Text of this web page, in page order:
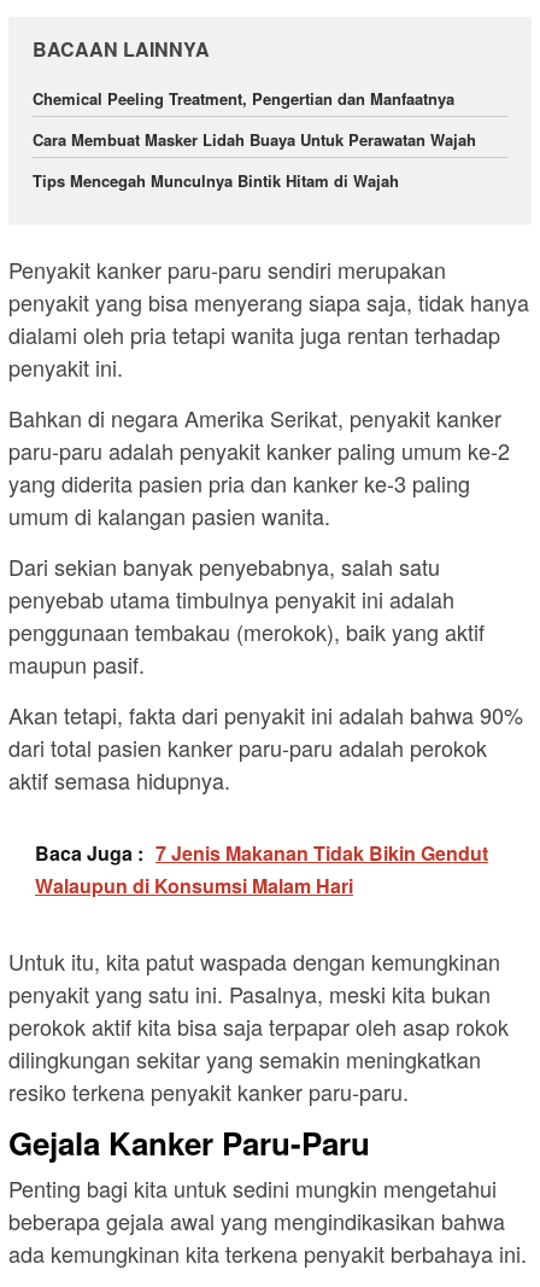
BACAAN LAINNYA
Chemical Peeling Treatment, Pengertian dan Manfaatnya
Cara Membuat Masker Lidah Buaya Untuk Perawatan Wajah
Tips Mencegah Munculnya Bintik Hitam di Wajah
Penyakit kanker paru-paru sendiri merupakan
penyakit yang bisa menyerang siapa saja, tidak hanya
dialami oleh pria tetapi wanita juga rentan terhadap
penyakit ini.
Bahkan di negara Amerika Serikat, penyakit kanker
paru-paru adalah penyakit kanker paling umum ke-2
yang diderita pasien pria dan kanker ke-3 paling
umum di kalangan pasien wanita.
Dari sekian banyak penyebabnya, salah satu
penyebab utama timbulnya penyakit ini adalah
penggunaan tembakau (merokok), baik yang aktif
maupun pasif.
Akan tetapi, fakta dari penyakit ini adalah bahwa 90%
dari total pasien kanker paru-paru adalah perokok
aktif semasa hidupnya.
Baca Juga : 7 Jenis Makanan Tidak Bikin Gendut
Walaupun di Konsumsi Malam Hari
Untuk itu, kita patut waspada dengan kemungkinan
penyakit yang satu ini. Pasalnya, meski kita bukan
perokok aktif kita bisa saja terpapar oleh asap rokok
dilingkungan sekitar yang semakin meningkatkan
resiko terkena penyakit kanker paru-paru.
Gejala Kanker Paru-Paru
Penting bagi kita untuk sedini mungkin mengetahui
beberapa gejala awal yang mengindikasikan bahwa
ada kemungkinan kita terkena penyakit berbahaya ini.